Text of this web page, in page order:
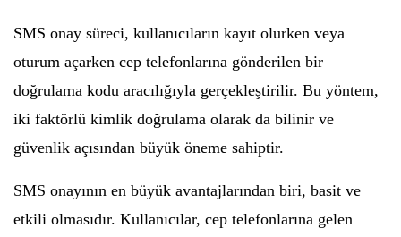
SMS onay süreci, kullanıcıların kayıt olurken veya
oturum açarken cep telefonlarına gönderilen bir
doğrulama kodu aracılığıyla gerçekleştirilir. Bu yöntem,
iki faktörlü kimlik doğrulama olarak da bilinir ve
güvenlik açısından büyük öneme sahiptir.
SMS onayının en büyük avantajlarından biri, basit ve
etkili olmasıdır. Kullanıcılar, cep telefonlarına gelen